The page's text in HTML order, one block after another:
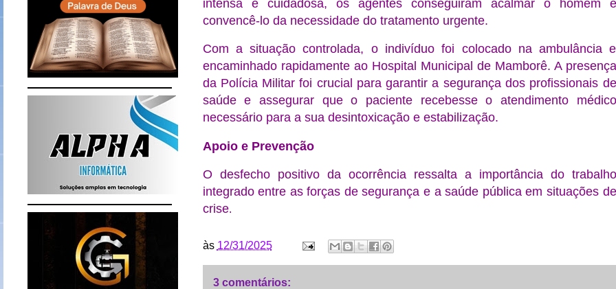
intensa e cuidadosa, os agentes conseguiram acalmar o homem e
convencê-lo da necessidade do tratamento urgente.
Com a situação controlada, o indivíduo foi colocado na ambulância e
encaminhado rapidamente ao Hospital Municipal de Mamborê. A presença
da Polícia Militar foi crucial para garantir a segurança dos profissionais de
saúde e assegurar que o paciente recebesse o atendimento médico
necessário para a sua desintoxicação e estabilização.
Apoio e Prevenção
O desfecho positivo da ocorrência ressalta a importância do trabalho
integrado entre as forças de segurança e a saúde pública em situações de
crise.
às 12/31/2025
3 comentários: